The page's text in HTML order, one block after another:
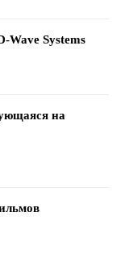
Wave Systems
на